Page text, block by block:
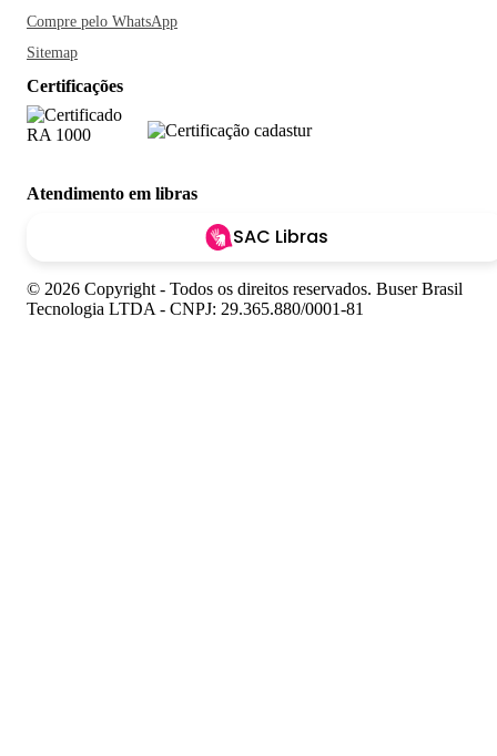
Compre pelo WhatsApp
Sitemap
Certificações
Atendimento em libras
SAC Libras
© 2026 Copyright - Todos os direitos reservados. Buser Brasil
Tecnologia LTDA - CNPJ: 29.365.880/0001-81